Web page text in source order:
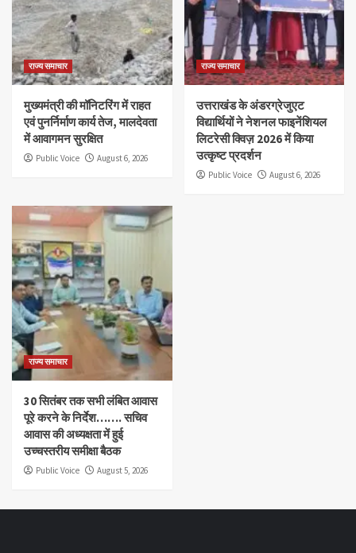
राज्य समाचार
मुख्यमंत्री की मॉनिटरिंग में राहत
एवं पुनर्निर्माण कार्य तेज, मालदेवता
में आवागमन सुरक्षित
Public Voice August 6, 2026
राज्य समाचार
उत्तराखंड के अंडरग्रेजुएट
विद्यार्थियों ने नेशनल फाइनेंशियल
लिटरेसी क्विज़ 2026 में किया
उत्कृष्ट प्रदर्शन
Public Voice August 6, 2026
राज्य समाचार
30 सितंबर तक सभी लंबित आवास
पूरे करने के निर्देश……. सचिव
आवास की अध्यक्षता में हुई
उच्चस्तरीय समीक्षा बैठक
Public Voice August 5, 2026